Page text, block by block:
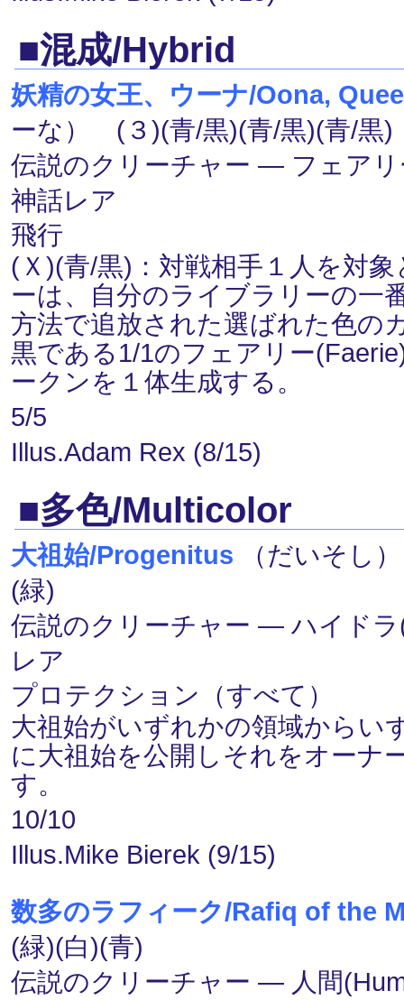
■混成/Hybrid
妖精の女王、ウーナ/Oona,
ーな） (３)(青/黒)(青/黒)(青/黒)
伝説のクリーチャー ― フェア
神話レア
飛行
(Ｘ)(青/黒)：対戦相手１人を対
ーは、自分のライブラリーの一
方法で追放された選ばれた色の
黒である1/1のフェアリー
ークンを１体生成する。
5/5
Illus.Adam Rex (8/15)
■多色/Multicolor
大祖始/Progenitus （だいそし
(緑)
伝説のクリーチャー ― ハイド
レア
プロテクション（すべて）
大祖始がいずれかの領域からい
に大祖始を公開しそれをオーナ
す。
10/10
Illus.Mike Bierek (9/15)
数多のラフィーク/Rafiq of the
(緑)(白)(青)
伝説のクリーチャー ― 人間